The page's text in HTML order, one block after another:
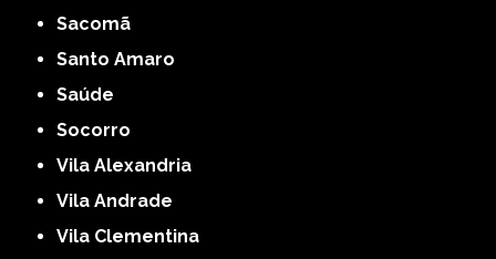
Sacomã
Santo Amaro
Saúde
Socorro
Vila Alexandria
Vila Andrade
Vila Clementina